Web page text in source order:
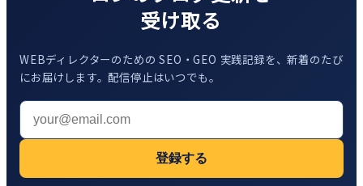
受け取る
WEBディレクターのための SEO・GEO 実践記録を、新着のたび
にお届けします。配信停止はいつでも。
登録する